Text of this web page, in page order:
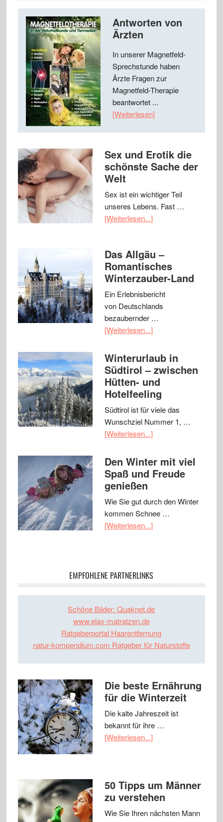
Antworten von
Ärzten
In unserer Magnetfeld-
Sprechstunde haben
Ärzte Fragen zur
Magnetfeld-Therapie
beantwortet ...
[Weiterlesen]
Sex und Erotik die
schönste Sache der
Welt
Sex ist ein wichtiger Teil
unseres Lebens. Fast …
[Weiterlesen...]
Das Allgäu –
Romantisches
Winterzauber-Land
Ein Erlebnisbericht
von Deutschlands
bezaubernder …
[Weiterlesen...]
Winterurlaub in
Südtirol – zwischen
Hütten- und
Hotelfeeling
Südtirol ist für viele das
Wunschziel Nummer 1, …
[Weiterlesen...]
Den Winter mit viel
Spaß und Freude
genießen
Wie Sie gut durch den Winter
kommen Schnee …
[Weiterlesen...]
EMPFOHLENE PARTNERLINKS
Schöne Bilder: Quaknet.de
www.elax-matratzen.de
Ratgeberportal Haarentfernung
natur-kompendium.com Ratgeber für Naturstoffe
Die beste Ernährung
für die Winterzeit
Die kalte Jahreszeit ist
bekannt für ihre …
[Weiterlesen...]
50 Tipps um Männer
zu verstehen
Wie Sie Ihren nächsten Mann